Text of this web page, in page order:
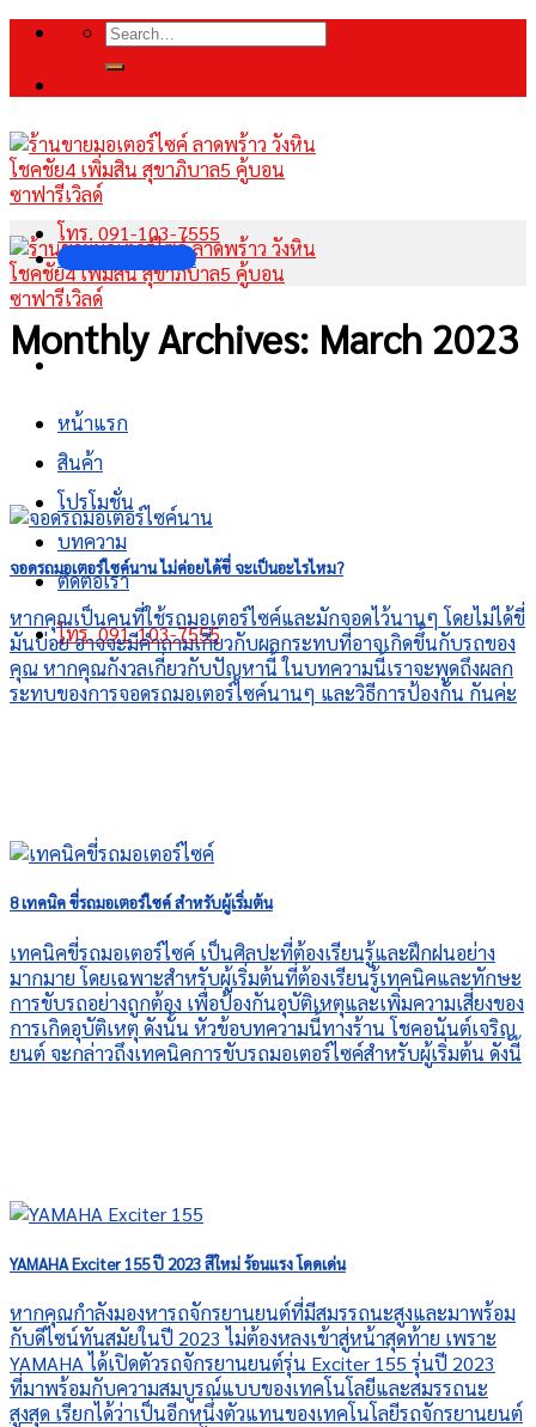
Skip
content
Search
หน้าแรก
สินค้า
โปรโมชั่น
บทความ
ติดต่อเรา
โทร. 091-103-7555
โทร. 091-103-7555
INBOX FANPAGE
Monthly Archives: March 2023
จอดรถมอเตอร์ไซค์นาน ไม่ค่อยได้ขี่ จะเป็นอะไรไหม?
หากคุณเป็นคนที่ใช้รถมอเตอร์ไซค์และมักจอดไว้นานๆ โดยไม่ได้ขี่
มันบ่อย อาจจะมีคำถามเกี่ยวกับผลกระทบที่อาจเกิดขึ้นกับรถของ
คุณ หากคุณกังวลเกี่ยวกับปัญหานี้ ในบทความนี้เราจะพูดถึงผลก
ระทบของการจอดรถมอเตอร์ไซค์นานๆ และวิธีการป้องกัน กันค่ะ
8 เทคนิค ขี่รถมอเตอร์ไซค์ สำหรับผู้เริ่มต้น
เทคนิคขี่รถมอเตอร์ไซค์ เป็นศิลปะที่ต้องเรียนรู้และฝึกฝนอย่าง
มากมาย โดยเฉพาะสำหรับผู้เริ่มต้นที่ต้องเรียนรู้เทคนิคและทักษะ
การขับรถอย่างถูกต้อง เพื่อป้องกันอุบัติเหตุและเพิ่มความเสี่ยงของ
การเกิดอุบัติเหตุ ดังนั้น หัวข้อบทความนี้ทางร้าน โชคอนันต์เจริญ
ยนต์ จะกล่าวถึงเทคนิคการขับรถมอเตอร์ไซค์สำหรับผู้เริ่มต้น ดังนี้
YAMAHA Exciter 155 ปี 2023 สีใหม่ ร้อนแรง โดดเด่น
หากคุณกำลังมองหารถจักรยานยนต์ที่มีสมรรถนะสูงและมาพร้อม
กับดีไซน์ทันสมัยในปี 2023 ไม่ต้องหลงเข้าสู่หน้าสุดท้าย เพราะ
YAMAHA ได้เปิดตัวรถจักรยานยนต์รุ่น Exciter 155 รุ่นปี 2023
ที่มาพร้อมกับความสมบูรณ์แบบของเทคโนโลยีและสมรรถนะ
สูงสุด เรียกได้ว่าเป็นอีกหนึ่งตัวแทนของเทคโนโลยีรถจักรยานยนต์